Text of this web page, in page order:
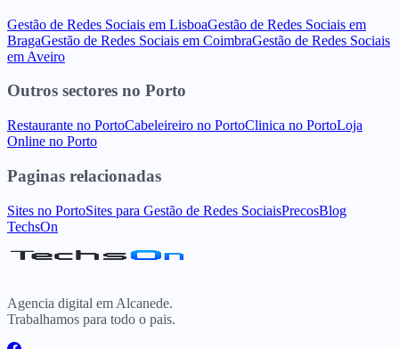
Gestão de Redes Sociais em LisboaGestão de Redes Sociais em
BragaGestão de Redes Sociais em CoimbraGestão de Redes Sociais
em Aveiro
Outros sectores no Porto
Restaurante no PortoCabeleireiro no PortoClinica no PortoLoja
Online no Porto
Paginas relacionadas
Sites no PortoSites para Gestão de Redes SociaisPrecosBlog
TechsOn
Agencia digital em Alcanede.
Trabalhamos para todo o pais.